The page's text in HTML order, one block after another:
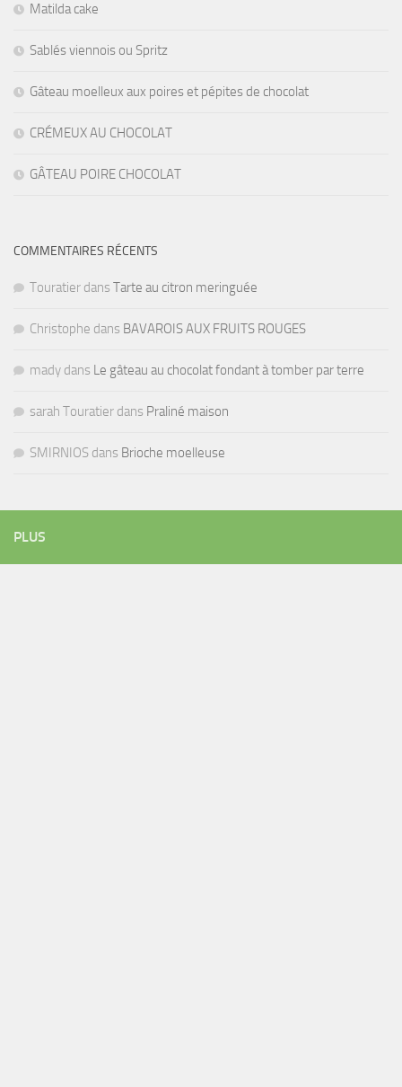
Matilda cake
Sablés viennois ou Spritz
Gâteau moelleux aux poires et pépites de chocolat
CRÉMEUX AU CHOCOLAT
GÂTEAU POIRE CHOCOLAT
COMMENTAIRES RÉCENTS
Touratier dans Tarte au citron meringuée
Christophe dans BAVAROIS AUX FRUITS ROUGES
mady dans Le gâteau au chocolat fondant à tomber par terre
sarah Touratier dans Praliné maison
SMIRNIOS dans Brioche moelleuse
PLUS